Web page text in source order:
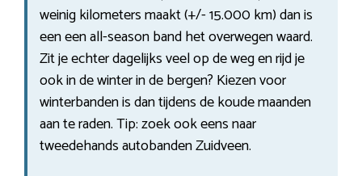
weinig kilometers maakt (+/- 15.000 km) dan is
een een all-season band het overwegen waard.
Zit je echter dagelijks veel op de weg en rijd je
ook in de winter in de bergen? Kiezen voor
winterbanden is dan tijdens de koude maanden
aan te raden. Tip: zoek ook eens naar
tweedehands autobanden Zuidveen.